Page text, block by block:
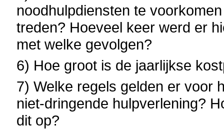
noodhulpdiensten te
treden? Hoeveel keer werd er
met welke gevolgen?
6) Hoe groot is de jaarlijkse
7) Welke regels gelden er voor
niet-dringende hulpverlening?
dit op?